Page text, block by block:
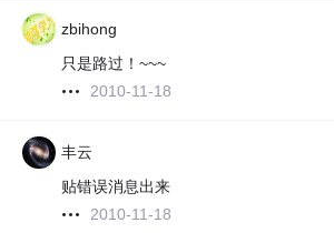
zbihong
只是路过！~~~
2010-11-18
丰云
贴错误消息出来
2010-11-18